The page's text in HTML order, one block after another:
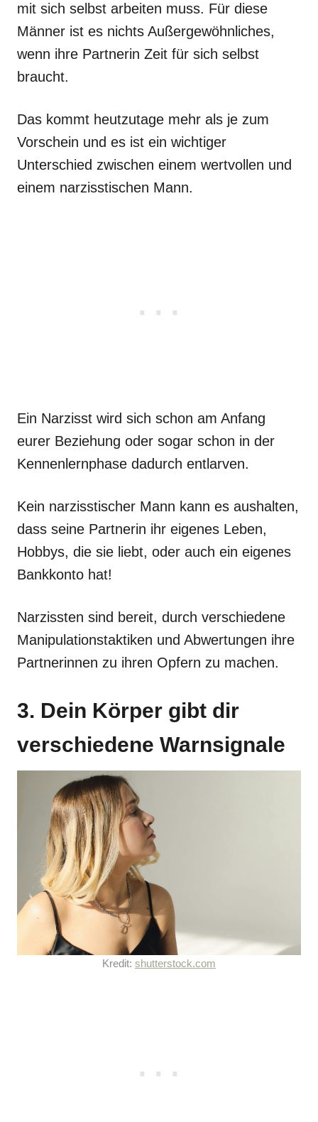
mit sich selbst arbeiten muss. Für diese
Männer ist es nichts Außergewöhnliches,
wenn ihre Partnerin Zeit für sich selbst
braucht.
Das kommt heutzutage mehr als je zum
Vorschein und es ist ein wichtiger
Unterschied zwischen einem wertvollen und
einem narzisstischen Mann.
Ein Narzisst wird sich schon am Anfang
eurer Beziehung oder sogar schon in der
Kennenlernphase dadurch entlarven.
Kein narzisstischer Mann kann es aushalten,
dass seine Partnerin ihr eigenes Leben,
Hobbys, die sie liebt, oder auch ein eigenes
Bankkonto hat!
Narzissten sind bereit, durch verschiedene
Manipulationstaktiken und Abwertungen ihre
Partnerinnen zu ihren Opfern zu machen.
3. Dein Körper gibt dir
verschiedene Warnsignale
Kredit: shutterstock.com